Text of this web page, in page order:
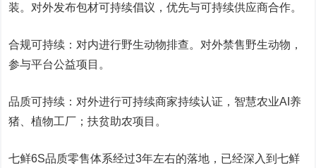
装。对外发布包材可持续倡议，优先与可持续供应商合作。
合规可持续：对内进行野生动物排查。对外禁售野生动物，
参与平台公益项目。
品质可持续：对外进行可持续商家持续认证， 智慧农业AI养
猪、植物工厂；扶贫助农项目。
七鲜6S品质零售体系经过3年左右的落地，已经深入到七鲜